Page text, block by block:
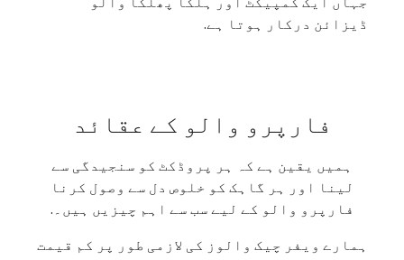
ڈیزائن درکار ہوتا ہے.
فارپرو والو کے عقائد
ہمیں یقین ہے کہ ہر پروڈکٹ کو سنجیدگی سے
لینا اور ہر گاہک کو خلوص دل سے وصول کرنا
فارپرو والو کے لیے سب سے اہم چیزیں ہیں۔.
ہمارے ویفر چیک والوز کی لازمی طور پر کم قیمت